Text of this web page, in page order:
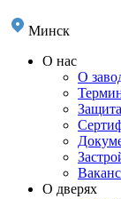
Минск
О нас
О
О дверях